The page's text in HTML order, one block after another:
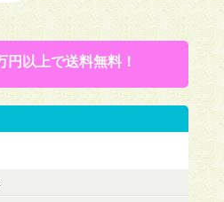
円以上で送料無料！